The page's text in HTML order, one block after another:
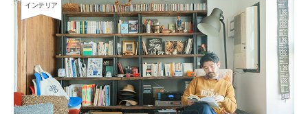
インテリア